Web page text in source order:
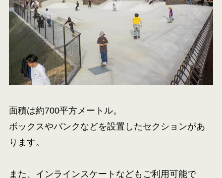
面積は約700平方メートル。
ボックスやバンクなどを設置したセクションがあ
ります。
また、インラインスケートなどもご利用可能で